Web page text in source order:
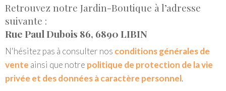
Retrouvez notre Jardin-Boutique à l’adresse
suivante :
Rue Paul Dubois 86, 6890 LIBIN
N'hésitez pas à consulter nos conditions générales de
vente ainsi que notre politique de protection de la vie
privée et des données à caractère personnel.